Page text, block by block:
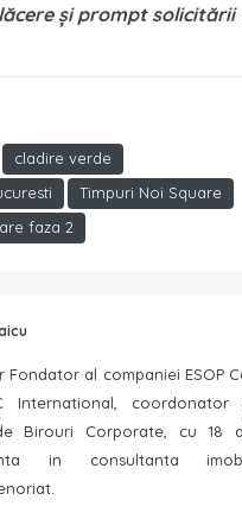
și prompt solicitării
cladire verde
Timpuri Noi Square
faza 2
Fondator al companiei ESOP
International, coordonator
Birouri Corporate, cu 18
in consultanta